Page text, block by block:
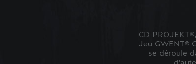
CD
Jeu GWENT©
se déroule